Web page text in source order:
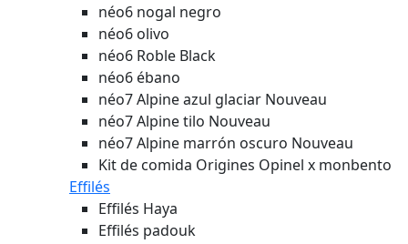
néo6 nogal negro
néo6 olivo
néo6 Roble Black
néo6 ébano
néo7 Alpine azul glaciar Nouveau
néo7 Alpine tilo Nouveau
néo7 Alpine marrón oscuro Nouveau
Kit de comida Origines Opinel x monbento
Effilés
Effilés Haya
Effilés padouk